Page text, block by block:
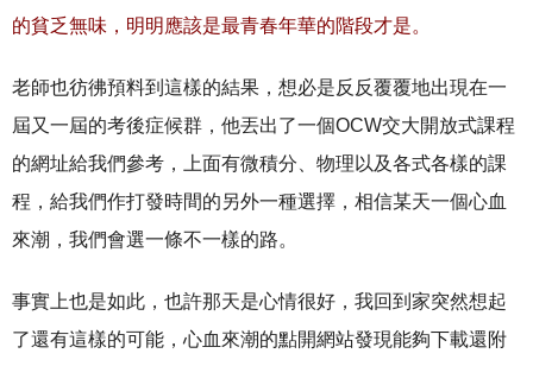
的貧乏無味，明明應該是最青春年華的階段才是。
老師也彷彿預料到這樣的結果，想必是反反覆覆地出現在一
屆又一屆的考後症候群，他丟出了一個OCW交大開放式課程
的網址給我們參考，上面有微積分、物理以及各式各樣的課
程，給我們作打發時間的另外一種選擇，相信某天一個心血
來潮，我們會選一條不一樣的路。
事實上也是如此，也許那天是心情很好，我回到家突然想起
了還有這樣的可能，心血來潮的點開網站發現能夠下載還附